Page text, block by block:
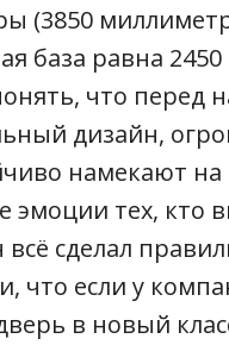
(3850
база равна
что перед
дизайн,
намекают
эмоции тех, кто
всё сделал
что если у
в новый